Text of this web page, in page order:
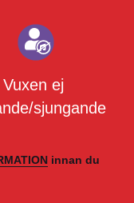
Vuxen ej
sjungande
innan du